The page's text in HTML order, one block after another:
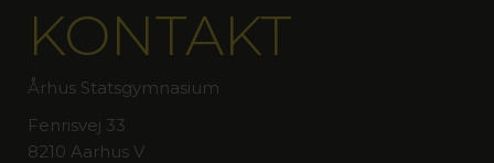
KONTAKT
Århus Statsgymnasium
Fenrisvej 33
8210 Aarhus V